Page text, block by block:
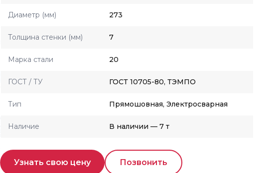
Диаметр (мм) 273
Толщина стенки (мм) 7
Марка стали 20
ГОСТ / ТУ ГОСТ 10705-80, ТЭМПО
Тип Прямошовная, Электросварная
Наличие В наличии — 7 т
Узнать свою цену Позвонить